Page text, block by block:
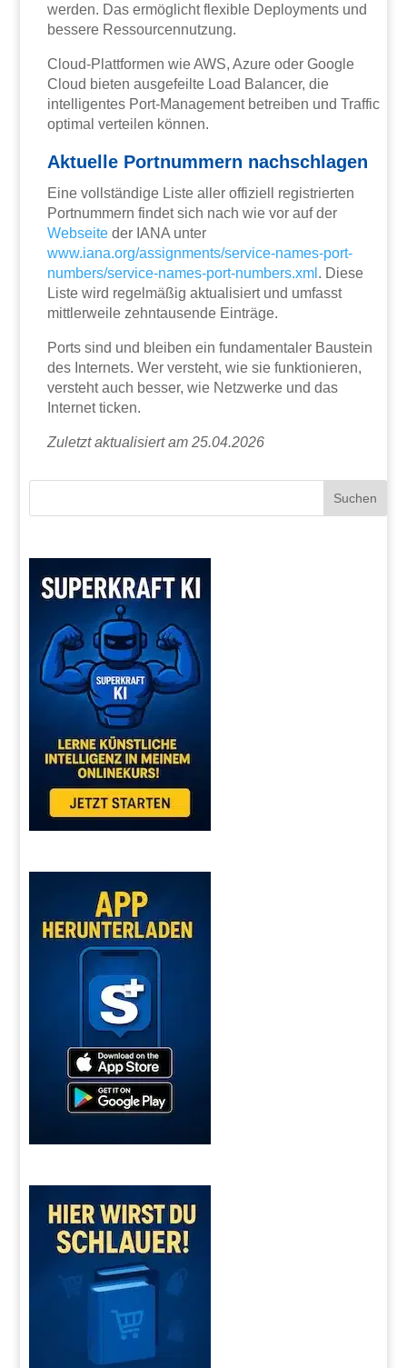
werden. Das ermöglicht flexible Deployments und
bessere Ressourcennutzung.
Cloud-Plattformen wie AWS, Azure oder Google
Cloud bieten ausgefeilte Load Balancer, die
intelligentes Port-Management betreiben und Traffic
optimal verteilen können.
Aktuelle Portnummern nachschlagen
Eine vollständige Liste aller offiziell registrierten
Portnummern findet sich nach wie vor auf der
Webseite der IANA unter
www.iana.org/assignments/service-names-port-
numbers/service-names-port-numbers.xml . Diese
Liste wird regelmäßig aktualisiert und umfasst
mittlerweile zehntausende Einträge.
Ports sind und bleiben ein fundamentaler Baustein
des Internets. Wer versteht, wie sie funktionieren,
versteht auch besser, wie Netzwerke und das
Internet ticken.
Zuletzt aktualisiert am 25.04.2026